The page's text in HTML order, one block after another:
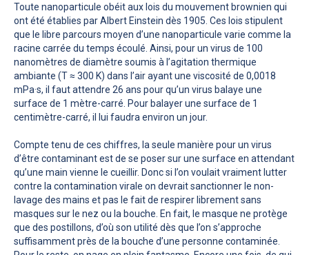
Toute nanoparticule obéit aux lois du mouvement brownien qui
ont été établies par Albert Einstein dès 1905. Ces lois stipulent
que le libre parcours moyen d’une nanoparticule varie comme la
racine carrée du temps écoulé. Ainsi, pour un virus de 100
nanomètres de diamètre soumis à l’agitation thermique
ambiante (T ≈ 300 K) dans l’air ayant une viscosité de 0,0018
mPa·s, il faut attendre 26 ans pour qu’un virus balaye une
surface de 1 mètre-carré. Pour balayer une surface de 1
centimètre-carré, il lui faudra environ un jour.
Compte tenu de ces chiffres, la seule manière pour un virus
d’être contaminant est de se poser sur une surface en attendant
qu’une main vienne le cueillir. Donc si l’on voulait vraiment lutter
contre la contamination virale on devrait sanctionner le non-
lavage des mains et pas le fait de respirer librement sans
masques sur le nez ou la bouche. En fait, le masque ne protège
que des postillons, d’où son utilité dès que l’on s’approche
suffisamment près de la bouche d’une personne contaminée.